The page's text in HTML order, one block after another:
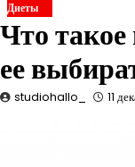
Диеты
Что
ее
studiohallo_ 11